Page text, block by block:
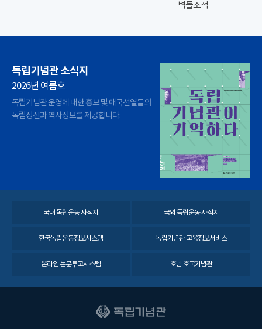
벽돌조적
독립기념관 소식지
2026년 여름호
독립기념관 운영에 대한 홍보 및 애국선열들의
독립정신과 역사정보를 제공합니다.
국내 독립운동 사적지 국외 독립운동 사적지
한국독립운동정보시스템 독립기념관 교육정보서비스
온라인 논문투고시스템 호남 호국기념관